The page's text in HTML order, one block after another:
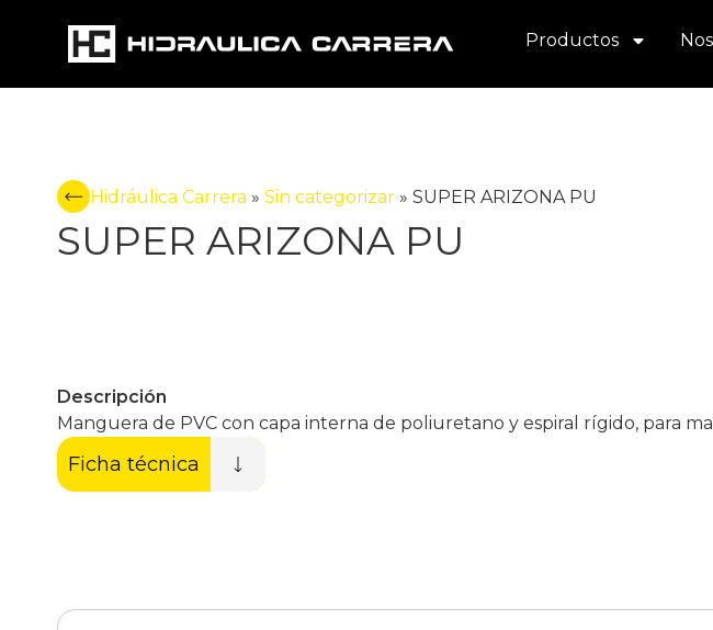
Productos
Hidráulica Carrera » Sin categorizar » SUPER ARIZONA PU
SUPER ARIZONA PU
Descripción
Manguera de PVC con capa interna de poliuretano y espiral rígido, para
Ficha técnica